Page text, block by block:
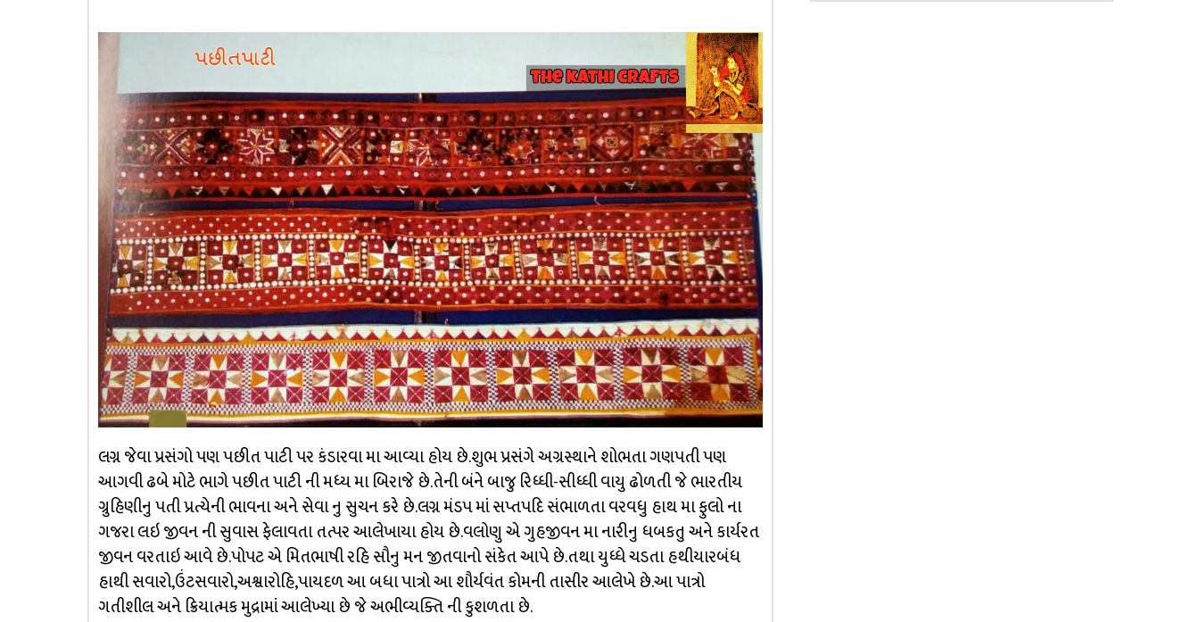
લગ્ન જેવા પ્રસંગો પણ પછીત પાટી પર કંડારવા મા આવ્યા હોય છે.શુભ પ્રસંગે અગ્રસ્થાને શોભતા ગણપતી પણ
આગવી ઢબે મોટે ભાગે પછીત પાટી ની મધ્ય મા બિરાજે છે.તેની બંને બાજુ રિધ્ધી-સીધ્ધી વાયુ ઢોળતી જે ભારતીય
ગ્રુહિણીનુ પતી પ્રત્યેની ભાવના અને સેવા નુ સુચન કરે છે.લગ્ન મંડપ માં સપ્તપદિ સંભાળતા વરવધુ હાથ મા ફુલો ના
ગજરા લઇ જીવન ની સુવાસ ફેલાવતા તત્પર આલેખાયા હોય છે.વલોણુ એ ગુહજીવન મા નારીનુ ધબકતુ અને કાર્યરત
જીવન વરતાઇ આવે છે.પોપટ એ મિતભાષી રહિ સૌનુ મન જીતવાનો સંકેત આપે છે.તથા યુધ્ધે ચડતા હથીયારબંધ
હાથી સવારો,ઉંટસવારો,અશ્વારોહિ,પાયદળ આ બધા પાત્રો આ શૌર્યવંત કોમની તાસીર આલેખે છે.આ પાત્રો
ગતીશીલ અને ક્રિયાત્મક મુદ્રામાં આલેખ્યા છે જે અભીવ્યક્તિ ની કુશળતા છે.